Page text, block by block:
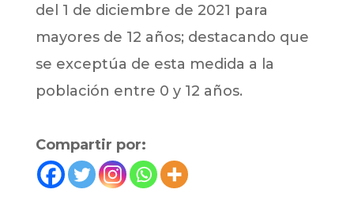
del 1 de diciembre de 2021 para
mayores de 12 años; destacando que
se exceptúa de esta medida a la
población entre 0 y 12 años.
Compartir por: